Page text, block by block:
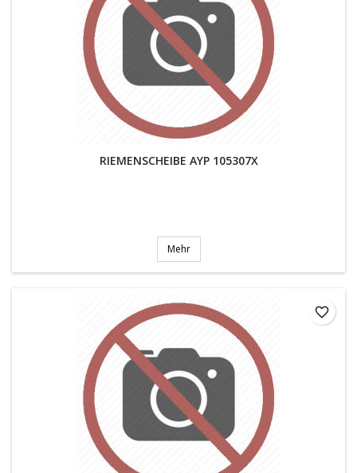
RIEMENSCHEIBE AYP 105307X
Mehr
favorite_border